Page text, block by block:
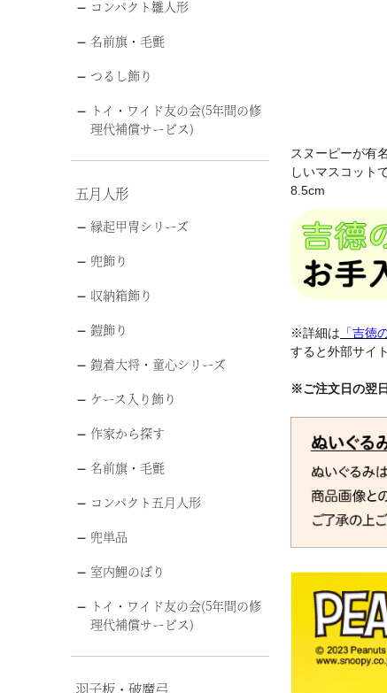
コンパクト雛人形
名前旗・毛氈
つるし飾り
トイ・ワイド友の会(5年間の修
理代補償サービス)
五月人形
縁起甲冑シリーズ
兜飾り
収納箱飾り
鎧飾り
鎧着大将・童心シリーズ
ケース入り飾り
作家から探す
名前旗・毛氈
コンパクト五月人形
兜単品
室内鯉のぼり
トイ・ワイド友の会(5年間の修
理代補償サービス)
羽子板・破魔弓
スヌーピーが有
しいマスコット
8.5cm
※詳細は 「吉徳
すると外部サイ
※ご注文日の翌